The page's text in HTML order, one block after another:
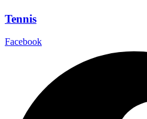
Tennis
Facebook